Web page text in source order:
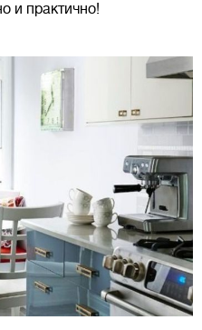
и практично!